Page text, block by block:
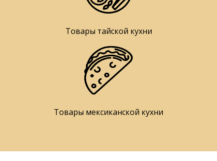
Товары тайской кухни
Товары мексиканской кухни